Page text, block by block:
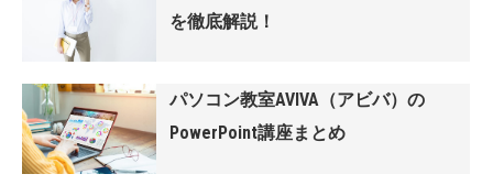
を徹底解説！
パソコン教室AVIVA（アビバ）の
PowerPoint講座まとめ